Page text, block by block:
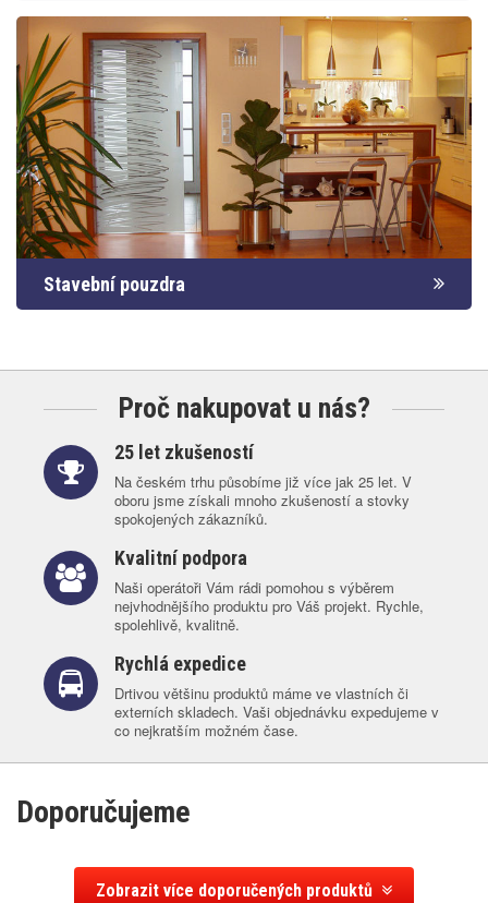
Stavební pouzdra
Proč nakupovat u nás?
25 let zkušeností
Na českém trhu působíme již více jak 25 let. V
oboru jsme získali mnoho zkušeností a stovky
spokojených zákazníků.
Kvalitní podpora
Naši operátoři Vám rádi pomohou s výběrem
nejvhodnějšího produktu pro Váš projekt. Rychle,
spolehlivě, kvalitně.
Rychlá expedice
Drtivou většinu produktů máme ve vlastních či
externích skladech. Vaši objednávku expedujeme v
co nejkratším možném čase.
Doporučujeme
Zobrazit více doporučených produktů